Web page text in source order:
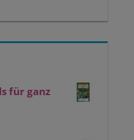
für ganz